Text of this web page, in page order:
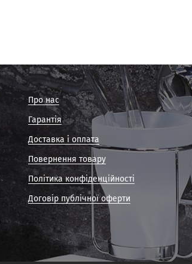
Про нас
Гарантія
Доставка і оплата
Повернення товару
Політика конфіденційності
Договір публічної оферти